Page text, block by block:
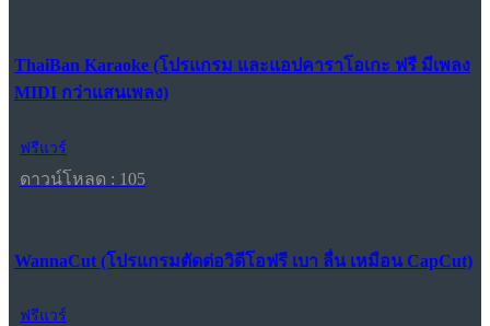
ThaiBan Karaoke (โปรแกรม และแอปคาราโอเกะ ฟรี มีเพลง
MIDI กว่าแสนเพลง)
ฟรีแวร์
ดาวน์โหลด : 105
WannaCut (โปรแกรมตัดต่อวิดีโอฟรี เบา ลื่น เหมือน CapCut)
ฟรีแวร์